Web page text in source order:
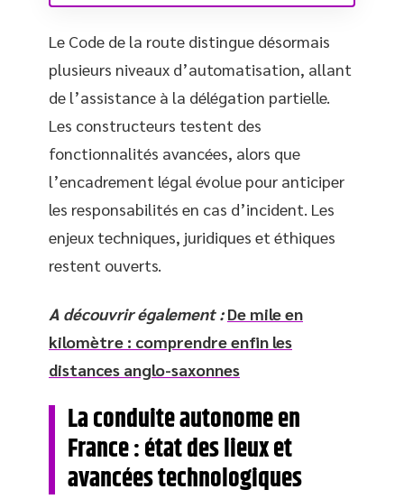
Le Code de la route distingue désormais
plusieurs niveaux d’automatisation, allant
de l’assistance à la délégation partielle.
Les constructeurs testent des
fonctionnalités avancées, alors que
l’encadrement légal évolue pour anticiper
les responsabilités en cas d’incident. Les
enjeux techniques, juridiques et éthiques
restent ouverts.
A découvrir également : De mile en
kilomètre : comprendre enfin les
distances anglo-saxonnes
La conduite autonome en
France : état des lieux et
avancées technologiques